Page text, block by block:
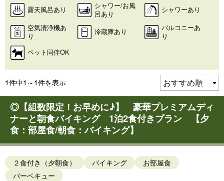
露天風呂あり
シャワー/お風
呂あり
シャワーあり
空気清浄機あ
り
冷蔵庫あり
バルコニーあ
り
ペット同伴OK
1件中1～1件を表示
◎【組数限定！お早めに♪】 豪華プレミアムディ
ナーと朝食バイキング 1泊2食付きプラン 【夕
食：部屋食/朝食：バイキング】
２食付き（夕朝食） バイキング
お部屋食
バーベキュー